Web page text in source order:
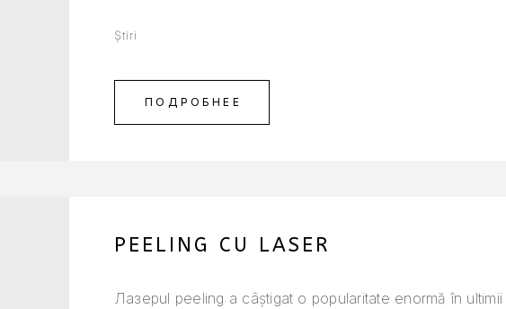
Știri
ПОДРОБНЕЕ
PEELING CU LASER
Лазерul peeling a câștigat o popularitate enormă în ultimii